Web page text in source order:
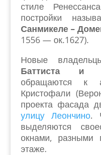
стиле
постройки
Санмикеле –
1556 — ок.1627).
Новые
Баттиста и
обращаются к
Кристофали
проекта фасада
улицу Леончино.
выделяются
окнами, разными
этаже.